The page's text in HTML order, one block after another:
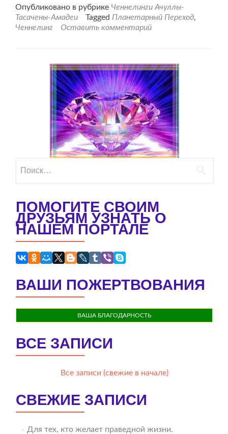
проХроники
земной
Опубликовано в рубрике Ченнелинги Ачуллы-
Тасачены-Амадеи
Tagged Планетарный Переход,
Ченнелинг
Оставить комментарий
ПОМОГИТЕ СВОИМ
ДРУЗЬЯМ УЗНАТЬ О
НАШЕМ ПОРТАЛЕ
ВАШИ ПОЖЕРТВОВАНИЯ
ВАША БЛАГОДАРНОСТЬ
ВСЕ ЗАПИСИ
Все записи (свежие в начале)
СВЕЖИЕ ЗАПИСИ
Для тех, кто желает праведной жизни.